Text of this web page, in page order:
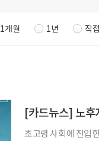
1개월 1년 직
[카드뉴스] 노후
초고령 사회에 진입